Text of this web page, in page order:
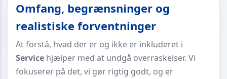
Omfang, begrænsninger og
realistiske forventninger
At forstå, hvad der er og ikke er inkluderet i
Service hjælper med at undgå overraskelser. Vi
fokuserer på det, vi gør rigtig godt, og er